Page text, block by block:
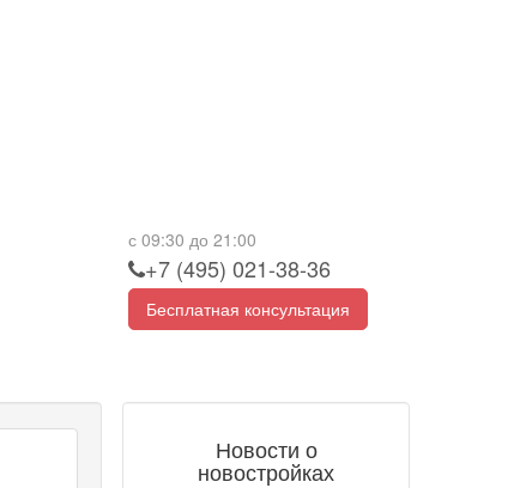
с 09:30 до 21:00
+7 (495) 021-38-36
Бесплатная консультация
Новости о
новостройках